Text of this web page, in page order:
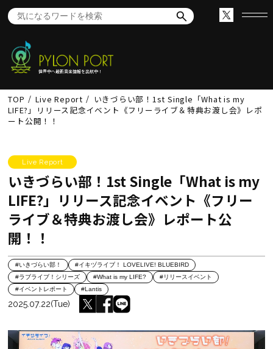
世界中へ最新音楽情報を出航中！
TOP Live Report
いきづらい部！1st Single「What is my
LIFE?」リリース記念イベント《フリーライブ＆特典お渡し会》レポ
ート公開！！
Live Report
いきづらい部！1st Single「What is my
LIFE?」リリース記念イベント《フリー
ライブ＆特典お渡し会》レポート公
開！！
#いきづらい部！
#イキヅライブ！ LOVELIVE! BLUEBIRD
#ラブライブ！シリーズ
#What is my LIFE?
#リリースイベント
#イベントレポート
#Lantis
2025.07.22(Tue)